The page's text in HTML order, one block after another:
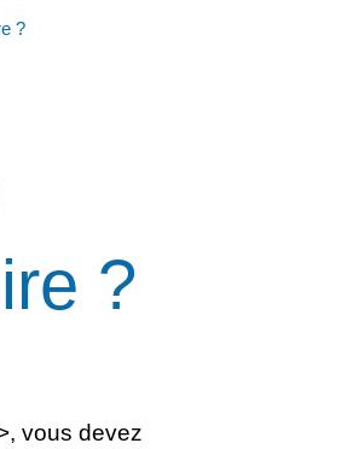
?
?
vous devez